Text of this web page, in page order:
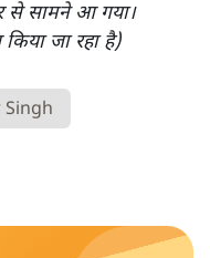
से सामने आ गया।
जा रहा है)
Singh